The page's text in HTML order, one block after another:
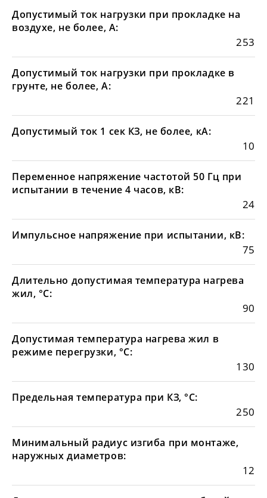
Допустимый ток нагрузки при прокладке на
воздухе, не более, А:
253
Допустимый ток нагрузки при прокладке в
грунте, не более, А:
221
Допустимый ток 1 сек КЗ, не более, кА:
10
Переменное напряжение частотой 50 Гц при
испытании в течение 4 часов, кВ:
24
Импульсное напряжение при испытании, кВ:
75
Длительно допустимая температура нагрева
жил, °С:
90
Допустимая температура нагрева жил в
режиме перегрузки, °С:
130
Предельная температура при КЗ, °С:
250
Минимальный радиус изгиба при монтаже,
наружных диаметров:
12